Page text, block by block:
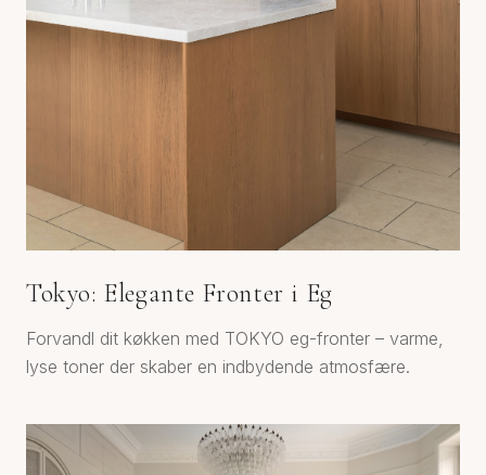
Tokyo: Elegante Fronter i Eg
Forvandl dit køkken med TOKYO eg-fronter – varme,
lyse toner der skaber en indbydende atmosfære.